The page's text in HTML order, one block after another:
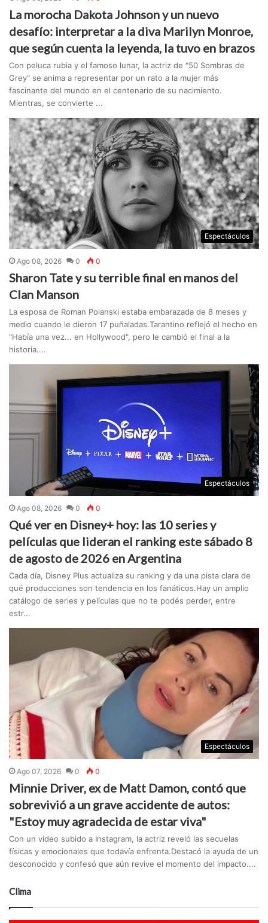
La morocha Dakota Johnson y un nuevo
desafío: interpretar a la diva Marilyn Monroe,
que según cuenta la leyenda, la tuvo en brazos
Con peluca rubia y el famoso lunar, la actriz de "50 Sombras de
Grey" se anima a representar por un rato a la mujer más
fascinante del mundo en el centenario de su nacimiento.
Mientras, se convierte ...
Espectáculos
Ago 08, 2026 0 0
Sharon Tate y su terrible final en manos del
Clan Manson
La esposa de Roman Polanski estaba embarazada de 8 meses y
medio cuando le dieron 17 puñaladas.Tarantino reflejó el hecho en
"Había una vez... en Hollywood", pero le cambió el final a la
historia....
Espectáculos
Ago 08, 2026 0 0
Qué ver en Disney+ hoy: las 10 series y
películas que lideran el ranking este sábado 8
de agosto de 2026 en Argentina
Cada día, Disney Plus actualiza su ranking y da una pista clara de
qué producciones son tendencia en los fanáticos.Hay un amplio
catálogo de series y películas que no te podés perder, entre
estr...
Espectáculos
Ago 07, 2026 0 0
Minnie Driver, ex de Matt Damon, contó que
sobrevivió a un grave accidente de autos:
"Estoy muy agradecida de estar viva"
Con un video subido a Instagram, la actriz reveló las secuelas
físicas y emocionales que todavía enfrenta.Destacó la ayuda de un
desconocido y confesó que aún revive el momento del impacto....
Clima